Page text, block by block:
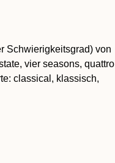
Schwierigkeitsgrad) von
vier seasons, quattro
classical, klassisch,